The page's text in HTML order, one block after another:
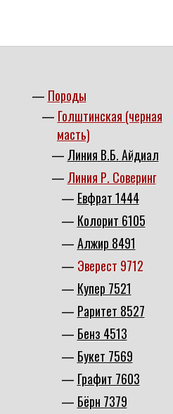
Породы
Голштинская (черная
масть)
Линия В.Б. Айдиал
Линия Р. Соверинг
Евфрат 1444
Колорит 6105
Алжир 8491
Эверест 9712
Купер 7521
Раритет 8527
Бенз 4513
Букет 7569
Графит 7603
Бёрн 7379